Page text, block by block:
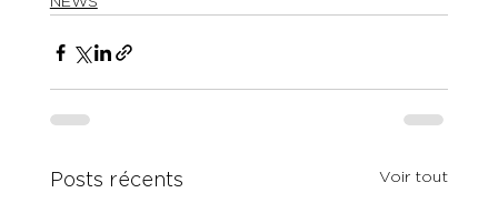
Posts récents Voir tout